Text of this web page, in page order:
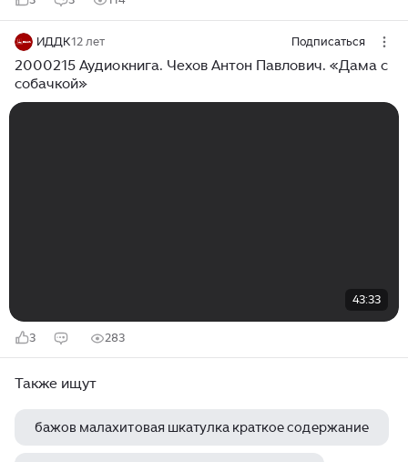
ИДДК12 лет Подписаться
2000215 Аудиокнига. Чехов Антон Павлович. «Дама с
собачкой»
43:33
3 283
Также ищут
бажов малахитовая шкатулка краткое содержание